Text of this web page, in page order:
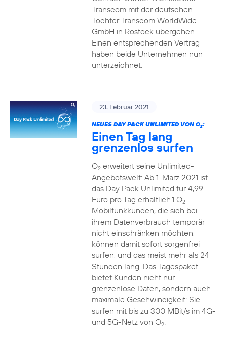
Transcom mit der deutschen
Tochter Transcom WorldWide
GmbH in Rostock übergehen.
Einen entsprechenden Vertrag
haben beide Unternehmen nun
unterzeichnet.
23. Februar 2021
NEUES DAY PACK UNLIMITED VON O2:
Einen Tag lang
grenzenlos surfen
O2erweitert seine Unlimited-
Angebotswelt: Ab 1. März 2021 ist
das Day Pack Unlimited für 4,99
Euro pro Tag erhältlich.1 O2
Mobilfunkkunden, die sich bei
ihrem Datenverbrauch temporär
nicht einschränken möchten,
können damit sofort sorgenfrei
surfen, und das meist mehr als 24
Stunden lang. Das Tagespaket
bietet Kunden nicht nur
grenzenlose Daten, sondern auch
maximale Geschwindigkeit: Sie
surfen mit bis zu 300 MBit/s im 4G-
und 5G-Netz von O2.